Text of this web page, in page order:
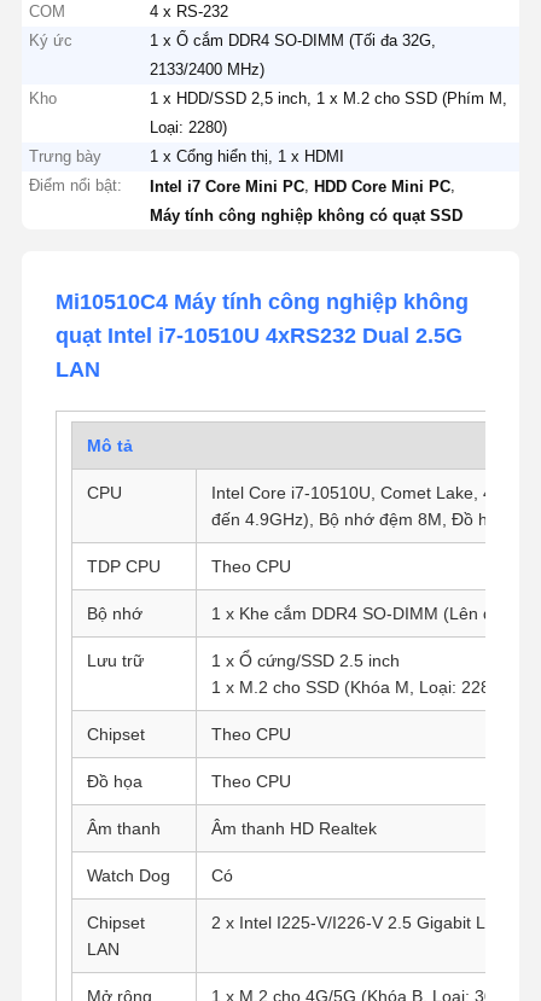
COM
4 x RS-232
Ký ức
1 x Ổ cắm DDR4 SO-DIMM (Tối đa 32G,
2133/2400 MHz)
Kho
1 x HDD/SSD 2,5 inch, 1 x M.2 cho SSD (Phím M,
Loại: 2280)
Trưng bày
1 x Cổng hiển thị, 1 x HDMI
Điểm nổi bật:
Intel i7 Core Mini PC ,HDD Core Mini PC
Máy tính công nghiệp không có quạt SSD
Mi10510C4 Máy tính công nghiệp không
quạt Intel i7-10510U 4xRS232 Dual 2.5G
LAN
Mô tả
CPU
Intel Core i7-10510U, Comet Lake, 4 Lõi,
đến 4.9GHz), Bộ nhớ đệm 8M, Đồ họa
TDP CPU Theo CPU
Bộ nhớ 1 x Khe cắm DDR4 SO-DIMM (Lên đến
Lưu trữ
1 x Ổ cứng/SSD 2.5 inch
1 x M.2 cho SSD (Khóa M, Loại: 2280)
Chipset Theo CPU
Đồ họa Theo CPU
Âm thanh Âm thanh HD Realtek
Watch Dog Có
Chipset
LAN
2 x Intel I225-V/I226-V 2.5 Gigabit LAN
Mở rộng
1 x M.2 cho 4G/5G (Khóa B, Loại: 3042/